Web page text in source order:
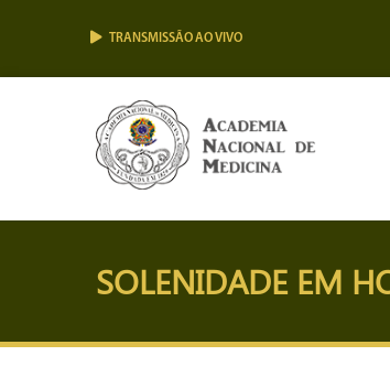
TRANSMISSÃO AO VIVO
SOLENIDADE EM